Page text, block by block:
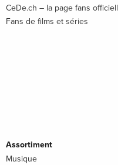
CeDe.ch – la page fans
Fans de films et séries
Assortiment
Musique